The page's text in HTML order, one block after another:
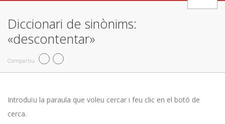
Diccionari de sinònims:
«descontentar»
Compartiu
Introduïu la paraula que voleu cercar i feu clic en el botó de
cerca.